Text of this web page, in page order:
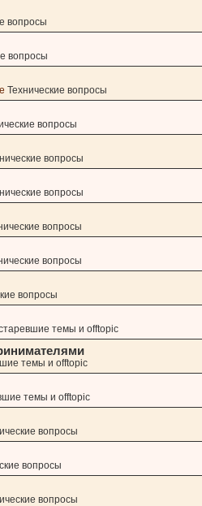
вопросы
вопросы
Технические вопросы
вопросы
вопросы
вопросы
вопросы
вопросы
вопросы
темы и offtopic
темы и offtopic
темы и offtopic
вопросы
вопросы
вопросы